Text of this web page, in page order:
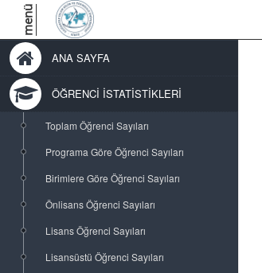
menü
ANA SAYFA
ÖĞRENCİ İSTATİSTİKLERİ
Toplam Öğrenci Sayıları
Programa Göre Öğrenci Sayıları
Birimlere Göre Öğrenci Sayıları
Önlisans Öğrenci Sayıları
Lisans Öğrenci Sayıları
Lisansüstü Öğrenci Sayıları